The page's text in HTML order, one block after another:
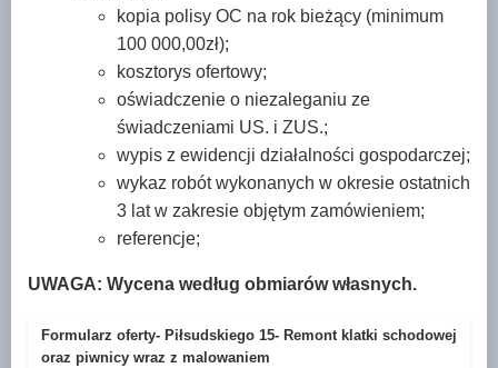
kopia polisy OC na rok bieżący (minimum
100 000,00zł);
kosztorys ofertowy;
oświadczenie o niezaleganiu ze
świadczeniami US. i ZUS.;
wypis z ewidencji działalności gospodarczej;
wykaz robót wykonanych w okresie ostatnich
3 lat w zakresie objętym zamówieniem;
referencje;
UWAGA: Wycena według obmiarów własnych.
Formularz oferty- Piłsudskiego 15- Remont klatki schodowej
oraz piwnicy wraz z malowaniem